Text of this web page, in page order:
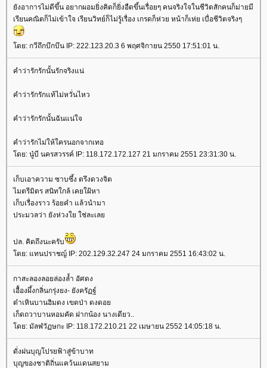
ังอาการไม่ดีขึ้น อยากผอมยิ่งคิดก็ยิ่งอืดขึ้นเรื่อยๆ คนจริงใจในชีวิตสักคนก็ม่ายมี
เรียนคณิตก็ไม่เข้าใจ เรียนวิทย์ก็ไม่รู้เรื่อง เกรดก็ห่วย หน้าก็เห่ย เบื่อชีวิตจริงๆ
ดย: กวีถึกบึกบึน IP: 222.123.20.3 6 พฤศจิกายน 2550 17:51:01 น.
คำว่ารักรักนั้นรักจริงแน่
คำว่ารักรักแท้ไม่หวั่นไหว
คำว่ารักรักนั้นฉันแน่ใจ
คำว่ารักไม่ให้ใครนอกจากเทอ
ดย: นู๋บี นครสวรรค์ IP: 118.172.172.127 21 มกราคม 2551 23:31:30 น.
เก็บเอาความ ซาบซึ้ง ตรึงดวงจิต
ไมตรีมิตร สนิทใกล้ เคยใฝ้หา
เก็บเรื่องราว ร้อยคำ แล้วนำมา
ประมวลว่า ยังห่วงใย ใช่ละเล
ปล. คิดถึงนะครับ
ดย: แทนปราชญ์ IP: 202.129.32.247 24 มกราคม 2551 16:43:02 น.
กาสะลองลอยล่องล้ำ อัศดง
เอื้องผึ้งกลิ่นกรุ่งยง- ยังครัฏฐ์
ต๋าเหินบานฮิมดง เขตป่า ดงดอ
เก็ดถวาบานหอมคัด ฝากน้อง นางเดียว..
ดย: มัลฬวัฏษกะ IP: 118.172.210.21 22 เมษายน 2552 14:05:18 น.
ดั่งฝนบุญโปรยฟ้าสู่ข้าบาท
บุญของชาติถิ่นแคว้นแดนสยาม